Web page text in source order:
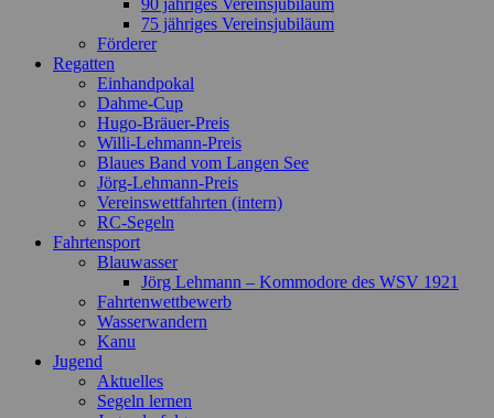
90 jähriges Vereinsjubiläum
75 jähriges Vereinsjubiläum
Förderer
Regatten
Einhandpokal
Dahme-Cup
Hugo-Bräuer-Preis
Willi-Lehmann-Preis
Blaues Band vom Langen See
Jörg-Lehmann-Preis
Vereinswettfahrten (intern)
RC-Segeln
Fahrtensport
Blauwasser
Jörg Lehmann – Kommodore des WSV 1921
Fahrtenwettbewerb
Wasserwandern
Kanu
Jugend
Aktuelles
Segeln lernen